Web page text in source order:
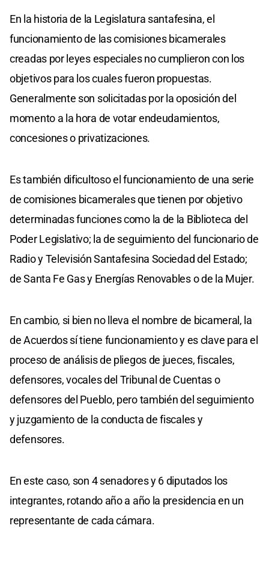
En la historia de la Legislatura santafesina, el
funcionamiento de las comisiones bicamerales
creadas por leyes especiales no cumplieron con los
objetivos para los cuales fueron propuestas.
Generalmente son solicitadas por la oposición del
momento a la hora de votar endeudamientos,
concesiones o privatizaciones.
Es también dificultoso el funcionamiento de una serie
de comisiones bicamerales que tienen por objetivo
determinadas funciones como la de la Biblioteca del
Poder Legislativo; la de seguimiento del funcionario de
Radio y Televisión Santafesina Sociedad del Estado;
de Santa Fe Gas y Energías Renovables o de la Mujer.
En cambio, si bien no lleva el nombre de bicameral, la
de Acuerdos sí tiene funcionamiento y es clave para el
proceso de análisis de pliegos de jueces, fiscales,
defensores, vocales del Tribunal de Cuentas o
defensores del Pueblo, pero también del seguimiento
y juzgamiento de la conducta de fiscales y
defensores.
En este caso, son 4 senadores y 6 diputados los
integrantes, rotando año a año la presidencia en un
representante de cada cámara.